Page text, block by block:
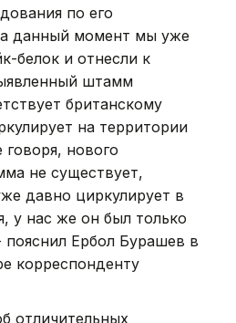
по его
данный момент мы уже
белок и отнесли к
штамм
британскому
на территории
нового
не существует,
давно циркулирует в
у нас же он был только
Ербол Бурашев в
корреспонденту
отличительных